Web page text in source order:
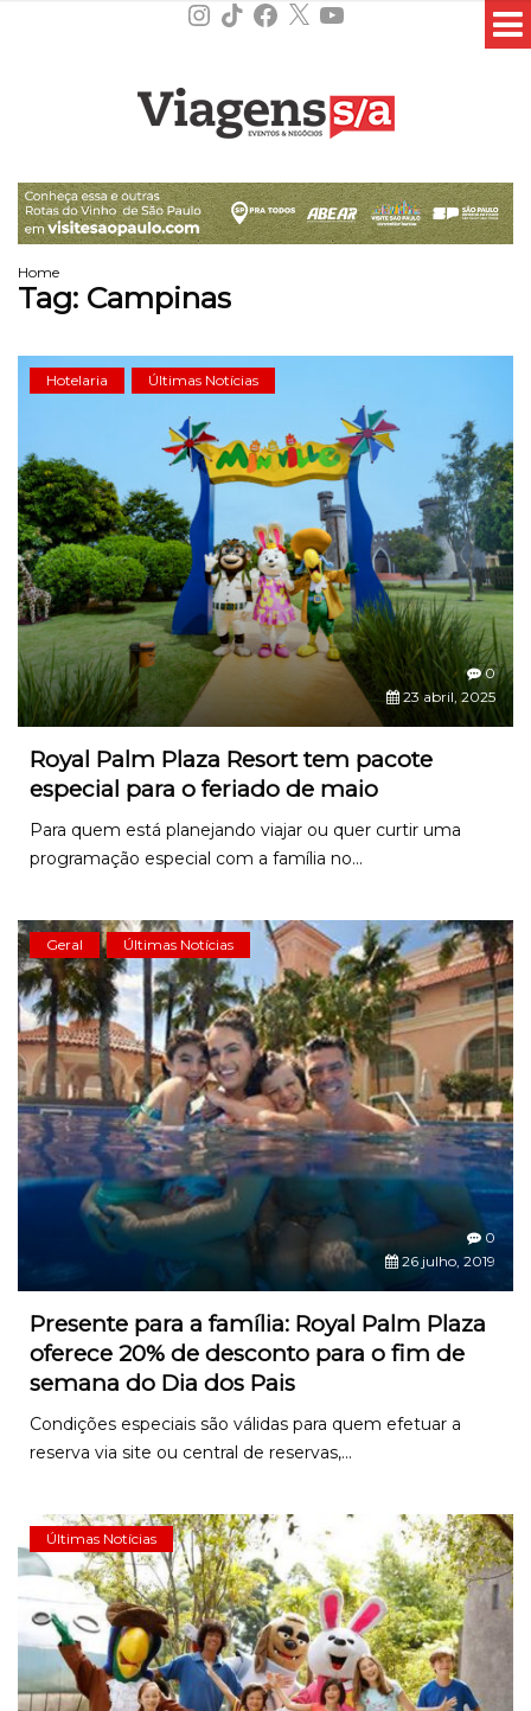
Instagram
TikTokFacebook
X YouTube
Home
Tag: Campinas
Hotelaria Últimas Notícias
0
23 abril, 2025
Royal Palm Plaza Resort tem pacote
especial para o feriado de maio
Para quem está planejando viajar ou quer curtir uma
programação especial com a família no...
Geral Últimas Notícias
0
26 julho, 2019
Presente para a família: Royal Palm Plaza
oferece 20% de desconto para o fim de
semana do Dia dos Pais
Condições especiais são válidas para quem efetuar a
reserva via site ou central de reservas,...
Últimas Notícias